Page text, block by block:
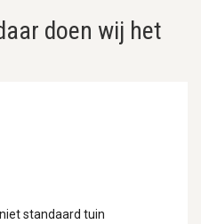
doen wij het
standaard tuin